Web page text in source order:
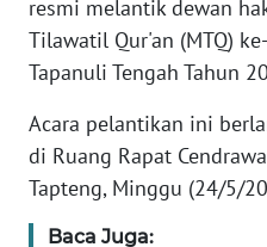
resmi melantik dewan
Tilawatil Qur'an (MTQ)
Tapanuli Tengah Tahun
Acara pelantikan ini
di Ruang Rapat
Tapteng, Minggu (24/5/
Baca Juga:
REDAKSI
KARIR
DISCLAIMER
Wahana
News